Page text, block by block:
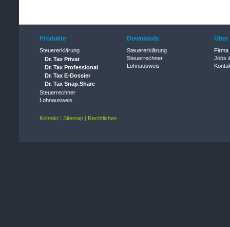
Produkte
Steuererklärung
Dr. Tax Privat
Dr. Tax Professional
Dr. Tax E-Dossier
Dr. Tax Snap.Share
Steuerrechner
Lohnausweis
Downloads
Steuererklärung
Steuerrechner
Lohnausweis
Über
Firma
Jobs
Kontakt Sitemap Rechtliches